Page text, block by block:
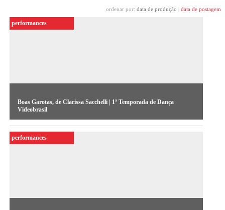
ordenar por: data de produção data de postagem
Boas Garotas, de Clarissa Sacchelli | 1ª Temporada de Dança
Videobrasil
Registro de espetáculo realizado por Clarissa Sacchelli na 1ª
Temporada de Dança Videobrasil
performances
performances